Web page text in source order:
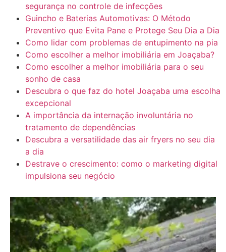
segurança no controle de infecções
Guincho e Baterias Automotivas: O Método
Preventivo que Evita Pane e Protege Seu Dia a Dia
Como lidar com problemas de entupimento na pia
Como escolher a melhor imobiliária em Joaçaba?
Como escolher a melhor imobiliária para o seu
sonho de casa
Descubra o que faz do hotel Joaçaba uma escolha
excepcional
A importância da internação involuntária no
tratamento de dependências
Descubra a versatilidade das air fryers no seu dia
a dia
Destrave o crescimento: como o marketing digital
impulsiona seu negócio